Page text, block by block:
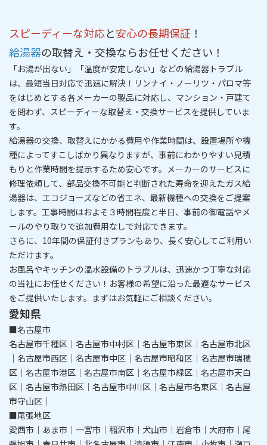
スピーディーな対応と安心の長期保証 ！
給湯器の取替え・交換ならお任せください！
「お湯が出ない」「温度が安定しない」などの給湯器トラブル
は、 最短当日対応で迅速に解決！リンナイ・ノーリツ・パロマ等
をはじめとする各メーカーの製品に対応し、マンション・戸建て
を問わず、 スピーディーな取替え・交換サービスを提供していま
す。
給湯器の交換、取替えにかかる費用や作業時間は、設置場所や機
種によってすこしばかり異なりますが、事前にわかりやすい見積
もりと作業時間を提示するため安心です。メーカーのサービスに
修理依頼して、部品交換不可能と判断された寿命を迎えたガス給
湯器は、エコジョーズなどの省エネ、最新機種への交換をご提案
します。工事時間はおよそ３時間程度と半日、事前の御電話やメ
ールのやり取りで追加費用なしで対応できます。
さらに、 10年間の保証付きプランもあり、長く安心してご利用い
ただけます。
​​​​​​​お風呂やキッチンの温水設備のトラブルは、迅速かつ丁寧な対応
の当社にお任せください！ お客様の希望に沿った最適なサービス
をご提供いたします。まずはお気軽にご相談ください。
愛知県
■名古屋市
名古屋市千種区｜名古屋市中村区｜名古屋市東区｜名古屋市北区
｜名古屋市西区｜名古屋市中区｜名古屋市昭和区｜名古屋市瑞穂
区｜名古屋市港区｜名古屋市南区｜名古屋市緑区｜名古屋市天白
区｜名古屋市熱田区｜名古屋市中川区｜名古屋市名東区｜名古屋
市守山区｜
■尾張地区
愛西市｜あま市｜一宮市｜稲沢市｜犬山市｜岩倉市｜大府市｜尾